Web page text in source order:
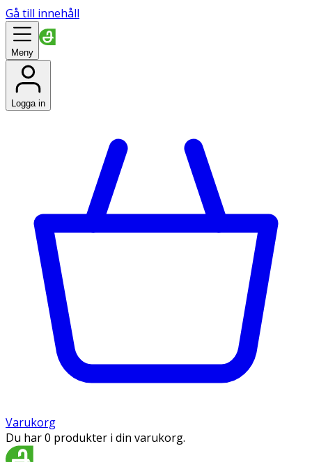
Gå till innehåll
Meny
Logga in
Varukorg
Du har 0 produkter i din varukorg.